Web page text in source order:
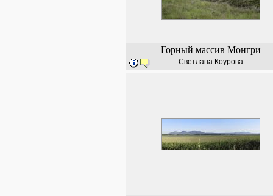
Горный массив Монгри
Светлана Коурова